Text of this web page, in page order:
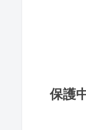
保護